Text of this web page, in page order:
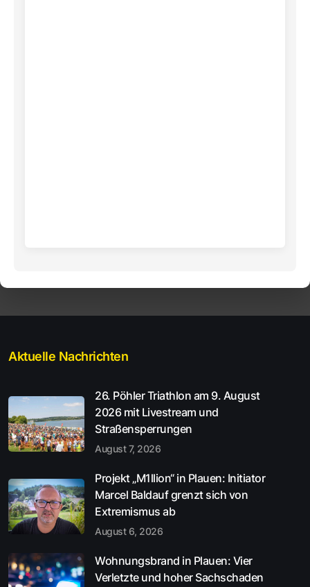
Aktuelle Nachrichten
26. Pöhler Triathlon am 9. August
2026 mit Livestream und
Straßensperrungen
August 7, 2026
Projekt „M1llion“ in Plauen: Initiator
Marcel Baldauf grenzt sich von
Extremismus ab
August 6, 2026
Wohnungsbrand in Plauen: Vier
Verletzte und hoher Sachschaden